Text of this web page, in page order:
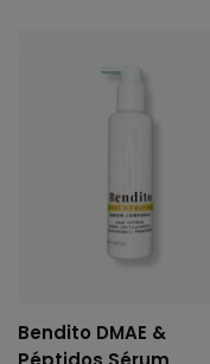
Bendito DMAE &